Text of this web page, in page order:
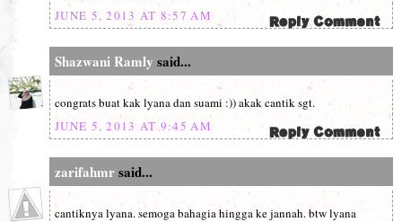
JUNE 5, 2013 AT 8:57 AM
Shazwani Ramly said...
congrats buat kak lyana dan suami :)) akak cantik sgt.
JUNE 5, 2013 AT 9:45 AM
zarifahmrsaid...
cantiknya lyana. semoga bahagia hingga ke jannah. btw lyana